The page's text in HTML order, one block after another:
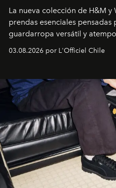
La nueva colección de H&M y
prendas esenciales pensadas
guardarropa versátil y
lanzamiento, los fundadores
la asesora creativa y jefa de
y la filosofía detrás de la
03.08.2026 por L'Officiel Chile